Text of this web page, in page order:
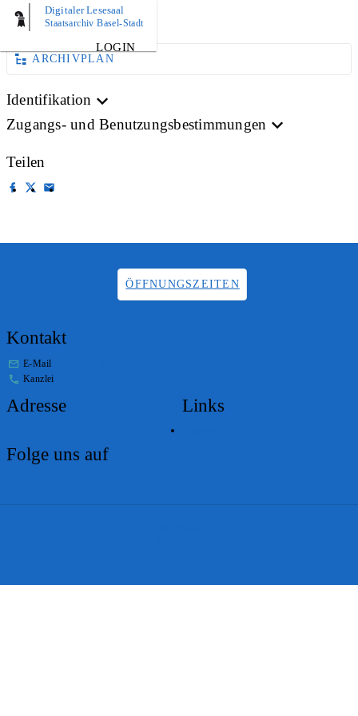
Digitaler Lesesaal
Staatsarchiv Basel-Stadt
LOGIN
AKTE
ARCHIVPLAN
Identifikation
Zugangs- und Benutzungsbestimmungen
Teilen
ÖFFNUNGSZEITEN
Kontakt
E-Mail
Kanzlei
Adresse Links
Folge uns auf